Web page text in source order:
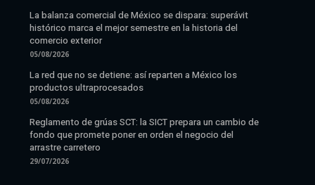
La balanza comercial de México se dispara: superávit
histórico marca el mejor semestre en la historia del
comercio exterior
05/08/2026
La red que no se detiene: así reparten a México los
productos ultraprocesados
05/08/2026
Reglamento de grúas SCT: la SICT prepara un cambio de
fondo que promete poner en orden el negocio del
arrastre carretero
29/07/2026